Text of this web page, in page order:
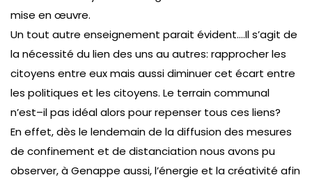
mise en œuvre.
Un tout autre enseignement parait évident….Il s’agit de
la nécessité du lien des uns au autres: rapprocher les
citoyens entre eux mais aussi diminuer cet écart entre
les politiques et les citoyens. Le terrain communal
n’est–il pas idéal alors pour repenser tous ces liens?
En effet, dès le lendemain de la diffusion des mesures
de confinement et de distanciation nous avons pu
observer, à Genappe aussi, l’énergie et la créativité afin